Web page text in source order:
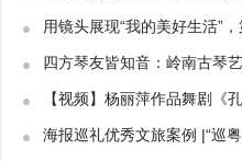
用镜头展现“我的美好生活”
四方琴友皆知音：岭南古琴
【视频】杨丽萍作品舞剧《
海报巡礼优秀文旅案例 |“巡